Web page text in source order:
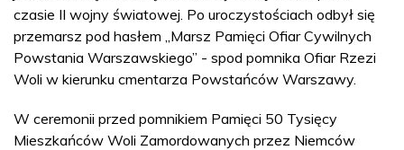
czasie II wojny światowej. Po uroczystościach odbył się
przemarsz pod hasłem „Marsz Pamięci Ofiar Cywilnych
Powstania Warszawskiego” - spod pomnika Ofiar Rzezi
Woli w kierunku cmentarza Powstańców Warszawy.
W ceremonii przed pomnikiem Pamięci 50 Tysięcy
Mieszkańców Woli Zamordowanych przez Niemców